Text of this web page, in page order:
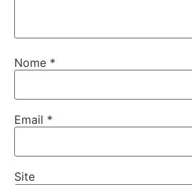
Nome *
Email *
Site